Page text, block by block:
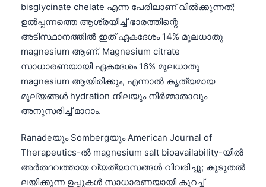
bisglycinate chelate എന്ന പേരിലാണ് വിൽക്കുന്നത്;
ഉൽപ്പന്നത്തെ ആശ്രയിച്ച് ഭാരത്തിന്റെ
അടിസ്ഥാനത്തിൽ ഇത് ഏകദേശം 14% മൂലധാതു
magnesium ആണ്. Magnesium citrate
സാധാരണയായി ഏകദേശം 16% മൂലധാതു
magnesium ആയിരിക്കും, എന്നാൽ കൃത്യമായ
മൂല്യങ്ങൾ hydration നിലയും നിർമ്മാതാവും
അനുസരിച്ച് മാറാം.
Ranadeയും Sombergയും American Journal of
Therapeutics-ൽ magnesium salt bioavailability-യിൽ
അർത്ഥവത്തായ വ്യത്യാസങ്ങൾ വിവരിച്ചു; കൂടുതൽ
ലയിക്കുന്ന ഉപ്പുകൾ സാധാരണയായി കുറച്ച്